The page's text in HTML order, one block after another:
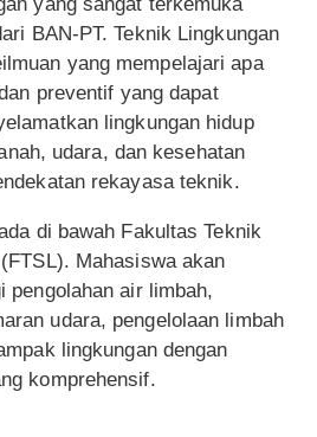
BAN-PT. Teknik Lingkungan
yang mempelajari apa
preventif yang dapat
lingkungan hidup
udara, dan kesehatan
rekayasa teknik.
di bawah Fakultas Teknik
Mahasiswa akan
pengolahan air limbah,
udara, pengelolaan limbah
lingkungan dengan
komprehensif.